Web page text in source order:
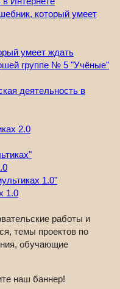
который умеет
группе № 5 "Учёные"
2.0
1.0"
работы и
темы проектов по
обучающие
наш баннер!